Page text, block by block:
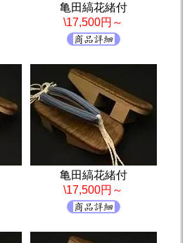
亀田縞花緒付
\17,500円～
亀田縞花緒付
\17,500円～